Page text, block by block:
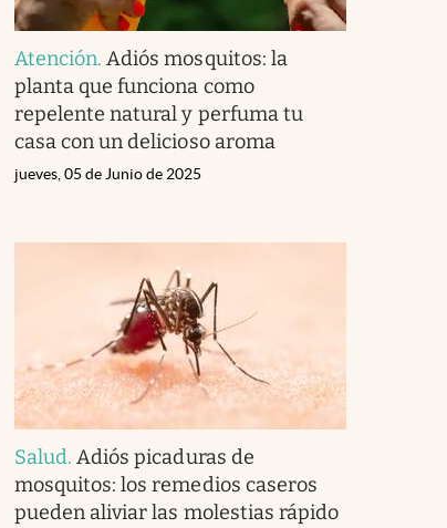
Atención.Adiós mosquitos: la
planta que funciona como
repelente natural y perfuma tu
casa con un delicioso aroma
jueves, 05 de Junio de 2025
Salud.Adiós picaduras de
mosquitos: los remedios caseros
pueden aliviar las molestias rápido